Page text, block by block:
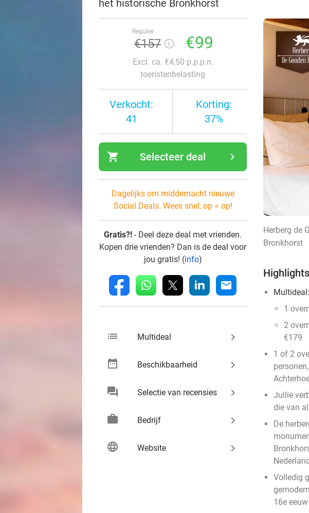
het historische Bronkhorst
Regulier
€157 €99
Excl. ca. €4,50 p.p.p.n.
toeristenbelasting
Verkocht:
41
Korting:
37%
shopping_cart navigate_next
Selecteer deal
Dagelijks om middernacht nieuwe
Social Deals. Wees snel, op = op!
Gratis?! - Deel deze deal met vrienden.
Kopen drie vrienden? Dan is de deal voor
jou gratis! (info)
fb whatsapp linkedin mail
list Multideal keyboard_arrow_right
date_range Beschikbaarheid keyboard_arrow_right
chat Selectie van recensies keyboard_arrow_right
work Bedrijf keyboard_arrow_right
language Website keyboard_arrow_right
Herberg de
Bronkhorst
Highlights
Multideal:
1
2
€179
1 of 2
Jullie
die van
De
Volledig
16e eeuw